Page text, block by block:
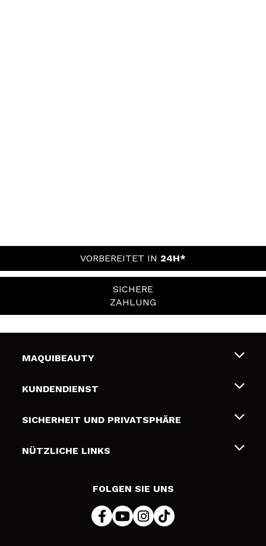
VORBEREITET IN 24H*
SICHERE
ZAHLUNG
MAQUIBEAUTY
Über uns
Geschenkkarten
KUNDENDIENST
Liefer- und Versandkosten
Zahlung
SICHERHEIT UND PRIVATSPHÄRE
Bedingungen und Datenschutz
NÜTZLICHE LINKS
FOLGEN SIE UNS